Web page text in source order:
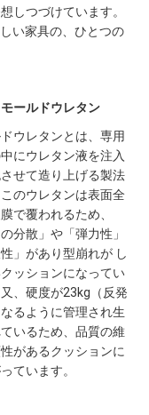
しつづけています。
い家具の、ひとつの
ールドウレタン
ウレタンとは、専用
にウレタン液を注入
させて造り上げる製法
のウレタンは表面全
で覆われるため、
の分散」や「弾力性」
性」があり型崩れが し
ッションになってい
又、硬度が23kg（反発
るように管理され生
いるため、品質の維
があるクッションに
ています。